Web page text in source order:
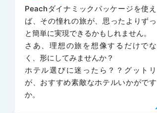
Peachダイナミックパッケージを使え
ば、その憧れの旅が、思ったよりずっ
と簡単に実現できるかもしれません。
さあ、理想の旅を想像するだけでな
く、形にしてみませんか？
ホテル選びに迷ったら？？グットリ
が、おすすめ素敵なホテルいかがです
か。